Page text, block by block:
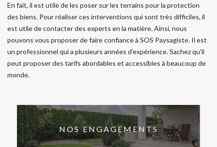
En fait, il est utile de les poser sur les terrains pour la protection
des biens. Pour réaliser ces interventions qui sont très difficiles, il
est utile de contacter des experts en la matière. Ainsi, nous
pouvons vous proposer de faire confiance à SOS Paysagiste. Il est
un professionnel qui a plusieurs années d'expérience. Sachez qu'il
peut proposer des tarifs abordables et accessibles à beaucoup de
monde.
NOS ENGAGEMENTS